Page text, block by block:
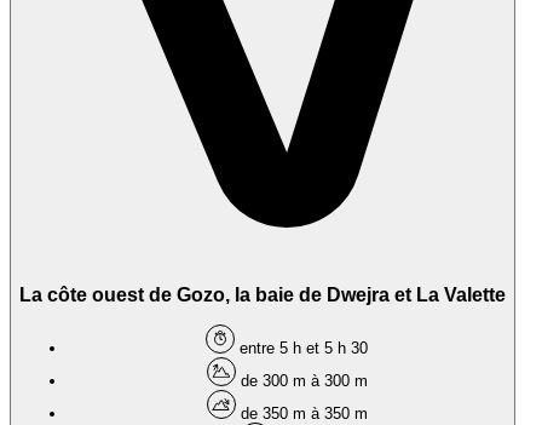
La côte ouest de Gozo, la baie de Dwejra et La Valette
entre 5 h et 5 h 30
de 300 m à 300 m
de 350 m à 350 m